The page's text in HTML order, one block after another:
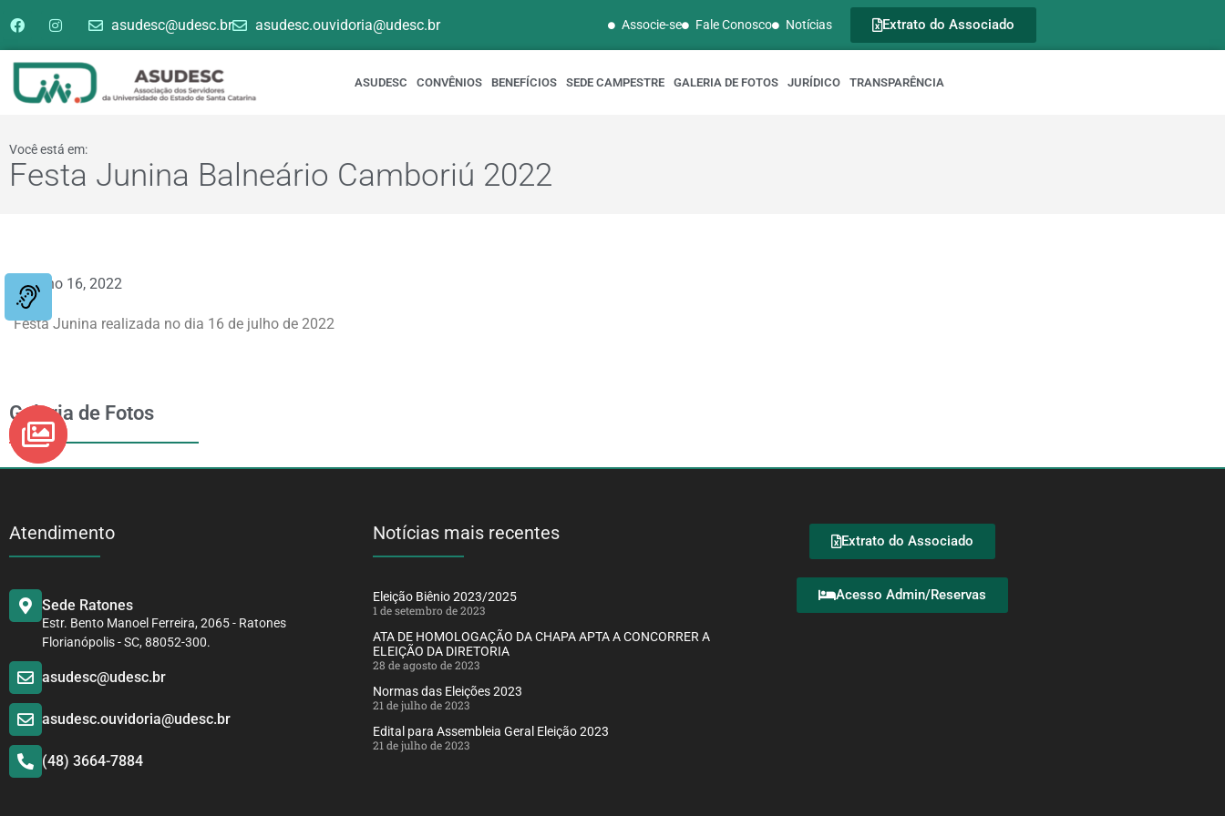
asudesc@udesc.br asudesc.ouvidoria@udesc.br Associe-se Fale Conosco Notícias Extrato do Associado
ASUDESC CONVÊNIOS BENEFÍCIOS SEDE CAMPESTRE GALERIA DE FOTOS JURÍDICO TRANSPARÊNCIA
Você está em:
Festa Junina Balneário Camboriú 2022
julho 16, 2022
Festa Junina realizada no dia 16 de julho de 2022
Galeria de Fotos
Atendimento
Sede Ratones
Estr. Bento Manoel Ferreira, 2065 - Ratones
Florianópolis - SC, 88052-300.
asudesc@udesc.br
asudesc.ouvidoria@udesc.br
(48) 3664-7884
Notícias mais recentes
Eleição Biênio 2023/2025
1 de setembro de 2023
ATA DE HOMOLOGAÇÃO DA CHAPA APTA A CONCORRER A
ELEIÇÃO DA DIRETORIA
28 de agosto de 2023
Normas das Eleições 2023
21 de julho de 2023
Edital para Assembleia Geral Eleição 2023
21 de julho de 2023
Extrato do Associado
Acesso Admin/Reservas